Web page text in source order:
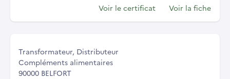
Voir le certificat Voir la fiche
Transformateur, Distributeur
Compléments alimentaires
90000 BELFORT